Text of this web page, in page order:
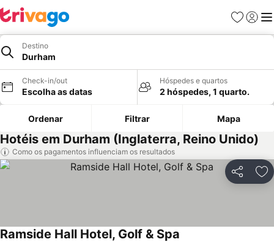
Favoritos
Iniciar
Destino
Durham
Check-in/out
Escolha as datas
Hóspedes e quartos
2 hóspedes, 1 quarto.
Ordenar Filtrar Mapa
Hotéis em Durham (Inglaterra, Reino Unido)
Como os pagamentos influenciam os resultados
Partilhar
Ramside Hall Hotel, Golf & Spa